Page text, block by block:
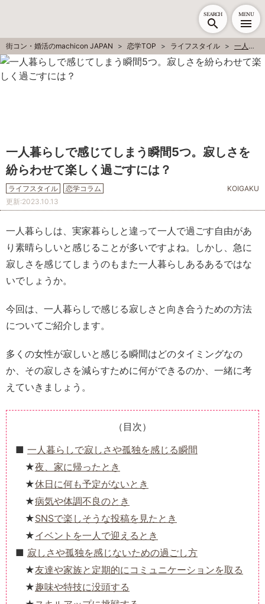
SEARCH MENU
街コン・婚活のmachicon JAPAN 恋学TOP ライフスタイル 一人暮らしで感じてしまう瞬間5つ。寂しさを紛らわせて楽しく過ごすには？
一人暮らしで感じてしまう瞬間5つ。寂しさを
紛らわせて楽しく過ごすには？
ライフスタイル 恋学コラム
KOIGAKU
更新:2023.10.13
一人暮らしは、実家暮らしと違って一人で過ごす自由があ
り素晴らしいと感じることが多いですよね。しかし、急に
寂しさを感じてしまうのもまた一人暮らしあるあるではな
いでしょうか。
今回は、一人暮らしで感じる寂しさと向き合うための方法
についてご紹介します。
多くの女性が寂しいと感じる瞬間はどのタイミングなの
か、その寂しさを減らすために何ができるのか、一緒に考
えていきましょう。
（目次）
一人暮らしで寂しさや孤独を感じる瞬間
夜、家に帰ったとき
休日に何も予定がないとき
病気や体調不良のとき
SNSで楽しそうな投稿を見たとき
イベントを一人で迎えるとき
寂しさや孤独を感じないための過ごし方
友達や家族と定期的にコミュニケーションを取る
趣味や特技に没頭する